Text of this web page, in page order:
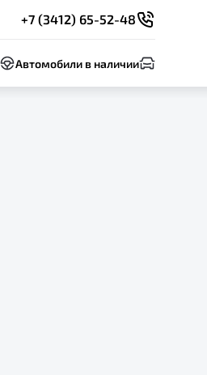
+7 (3412) 65-52-48
Автомобили в наличии